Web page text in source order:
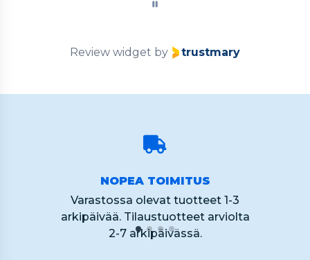
Review widget by trustmary
NOPEA TOIMITUS
Varastossa olevat tuotteet 1-3
arkipäivää. Tilaustuotteet arviolta
2-7 arkipäivässä.